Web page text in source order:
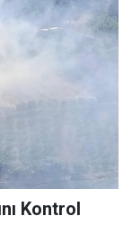
Kontrol